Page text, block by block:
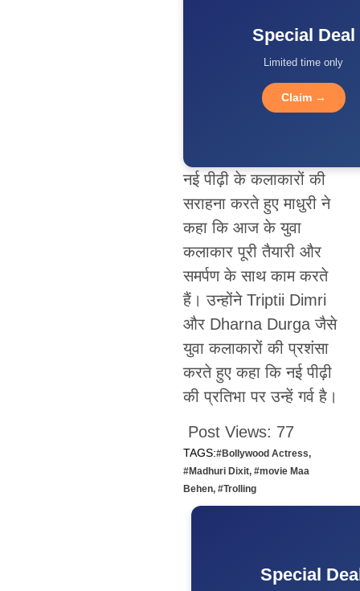
Special Deal
Limited time only
Claim →
नई पीढ़ी के कलाकारों की
सराहना करते हुए माधुरी ने
कहा कि आज के युवा
कलाकार पूरी तैयारी और
समर्पण के साथ काम करते
हैं। उन्होंने Triptii Dimri
और Dharna Durga जैसे
युवा कलाकारों की प्रशंसा
करते हुए कहा कि नई पीढ़ी
की प्रतिभा पर उन्हें गर्व है।
Post Views: 77
TAGS:#Bollywood Actress,
#Madhuri Dixit, #movie Maa
Behen, #Trolling
Special